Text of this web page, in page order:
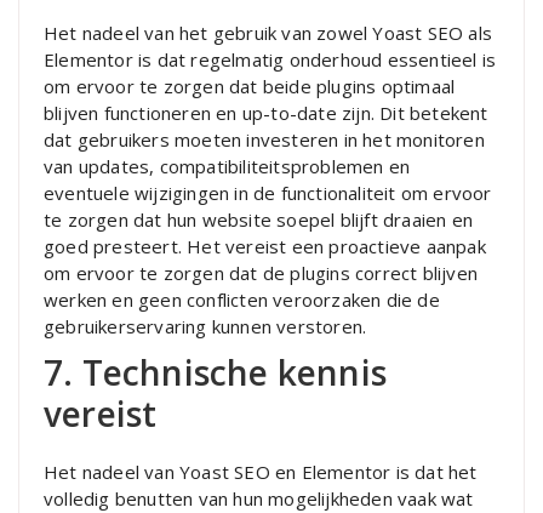
Het nadeel van het gebruik van zowel Yoast SEO als
Elementor is dat regelmatig onderhoud essentieel is
om ervoor te zorgen dat beide plugins optimaal
blijven functioneren en up-to-date zijn. Dit betekent
dat gebruikers moeten investeren in het monitoren
van updates, compatibiliteitsproblemen en
eventuele wijzigingen in de functionaliteit om ervoor
te zorgen dat hun website soepel blijft draaien en
goed presteert. Het vereist een proactieve aanpak
om ervoor te zorgen dat de plugins correct blijven
werken en geen conflicten veroorzaken die de
gebruikerservaring kunnen verstoren.
7. Technische kennis
vereist
Het nadeel van Yoast SEO en Elementor is dat het
volledig benutten van hun mogelijkheden vaak wat